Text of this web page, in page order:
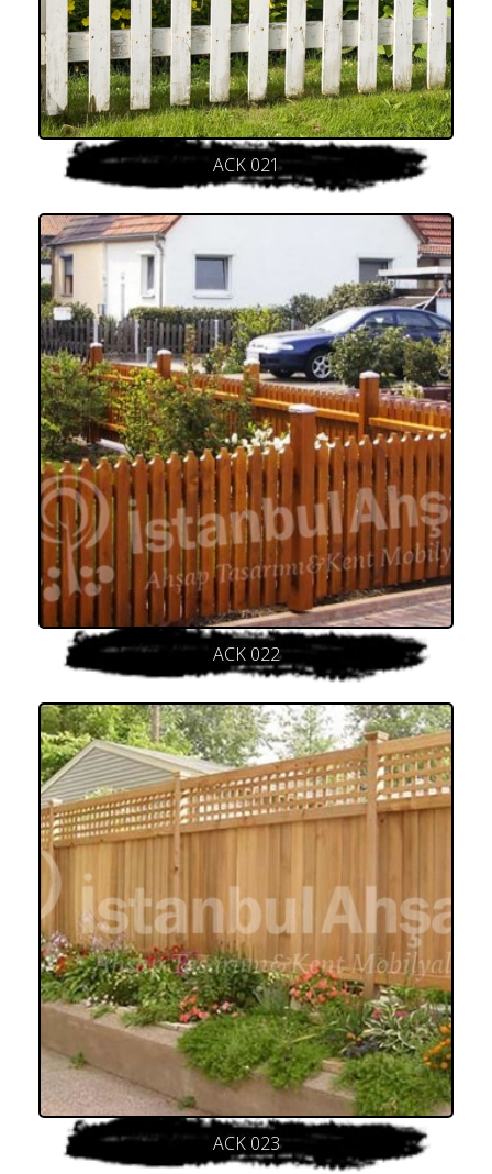
ACK 021
ACK 022
ACK 023